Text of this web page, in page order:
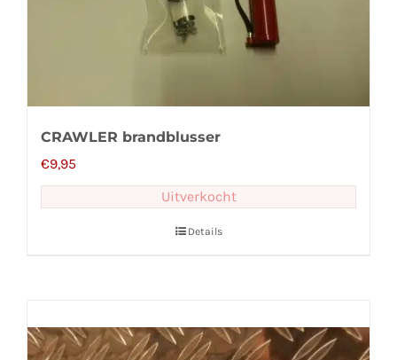
CRAWLER brandblusser
€9,95
Uitverkocht
Details